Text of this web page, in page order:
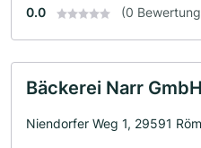
0.0 (0
Bäckerei Narr
Niendorfer Weg 1, 29591